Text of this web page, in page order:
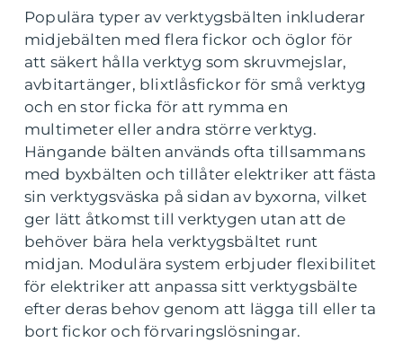
Populära typer av verktygsbälten inkluderar
midjebälten med flera fickor och öglor för
att säkert hålla verktyg som skruvmejslar,
avbitartänger, blixtlåsfickor för små verktyg
och en stor ficka för att rymma en
multimeter eller andra större verktyg.
Hängande bälten används ofta tillsammans
med byxbälten och tillåter elektriker att fästa
sin verktygsväska på sidan av byxorna, vilket
ger lätt åtkomst till verktygen utan att de
behöver bära hela verktygsbältet runt
midjan. Modulära system erbjuder flexibilitet
för elektriker att anpassa sitt verktygsbälte
efter deras behov genom att lägga till eller ta
bort fickor och förvaringslösningar.